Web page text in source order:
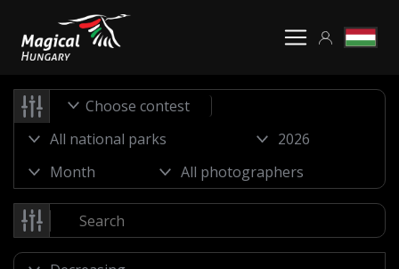
Choose contest